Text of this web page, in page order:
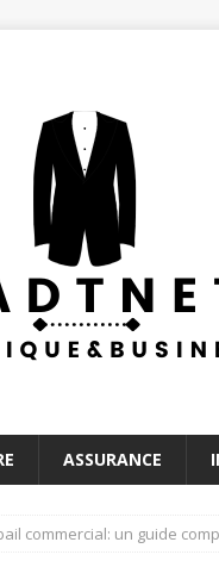
ASSURANCE
commercial: un guide